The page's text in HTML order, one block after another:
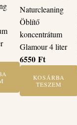
Naturcleaning
Öblítő
koncentrátum
Glamour 4 liter
6550 Ft
KOSÁRBA
TESZEM